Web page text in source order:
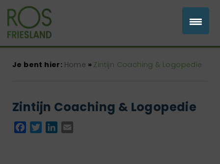
Je bent hier: Home » Zintijn Coaching & Logopedie
Zintijn Coaching & Logopedie
Facebook
TwitterLinkedIn